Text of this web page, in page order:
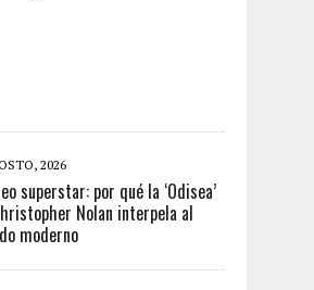
2026
superstar: por qué la ‘Odisea’
Nolan interpela al
moderno